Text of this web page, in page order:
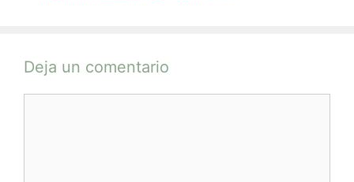
Deja un comentario